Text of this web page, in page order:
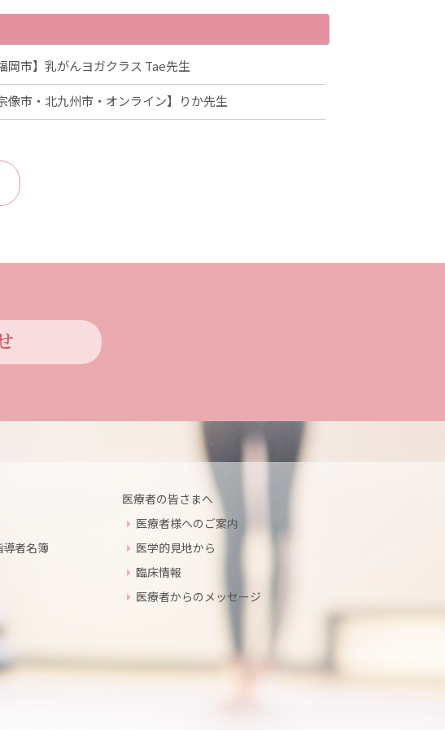
岡市】乳がんヨガクラス Tae先生
像市・北九州市・オンライン】りか先生
者名簿
医療者の皆さまへ
医療者様へのご案内
医学的見地から
臨床情報
医療者からのメッセージ